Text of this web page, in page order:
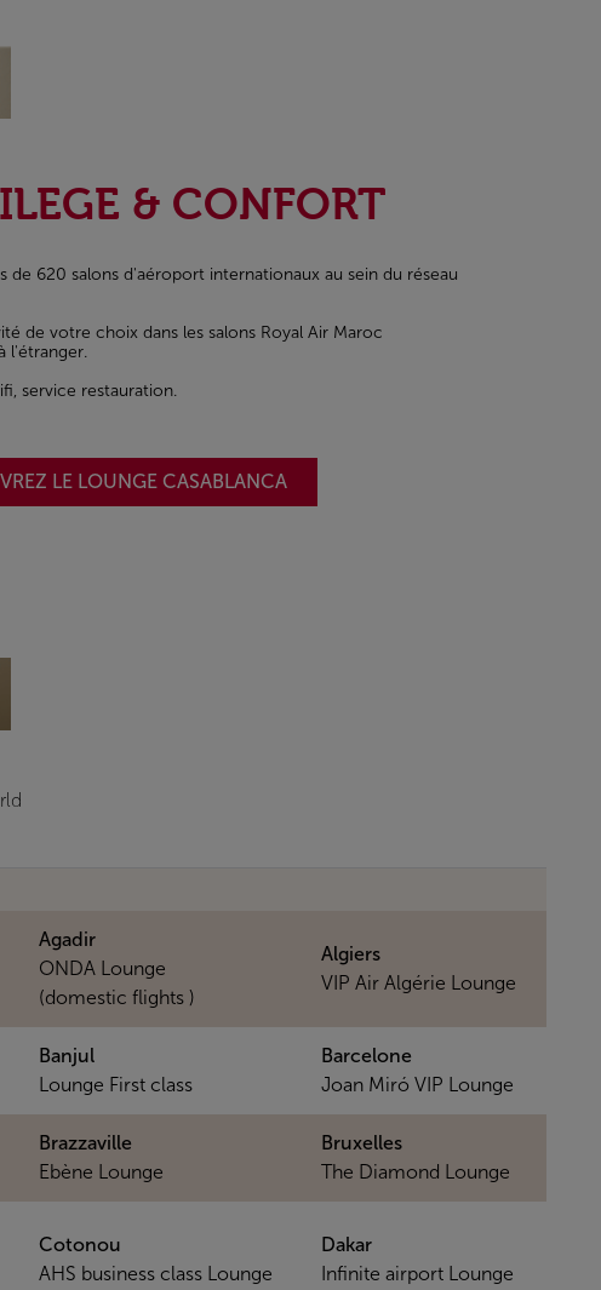
& CONFORT
de 620 salons d'aéroport internationaux au sein du réseau
de votre choix dans les salons Royal Air Maroc
l'étranger.
service restauration.
LE LOUNGE CASABLANCA
Agadir
ONDA Lounge
(domestic flights )
Algiers
VIP Air Algérie Lounge
Banjul
Lounge First class
Barcelone
Joan Miró VIP Lounge
Brazzaville
Ebène Lounge
Bruxelles
The Diamond Lounge
Cotonou
AHS business class Lounge
Dakar
Infinite airport Lounge